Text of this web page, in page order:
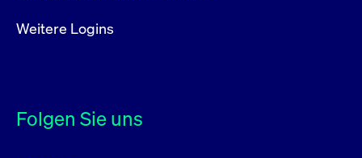
Weitere Logins
Folgen Sie uns